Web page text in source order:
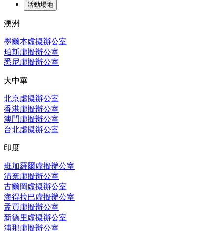
活動場地
澳洲
墨爾本虛擬辦公室
珀斯虛擬辦公室
悉尼虛擬辦公室
大中華
北京虛擬辦公室
香港虛擬辦公室
澳門虛擬辦公室
台北虛擬辦公室
印度
班加羅爾虛擬辦公室
清奈虛擬辦公室
古爾岡虛擬辦公室
海得拉巴虛擬辦公室
孟買虛擬辦公室
新德里虛擬辦公室
浦那虛擬辦公室